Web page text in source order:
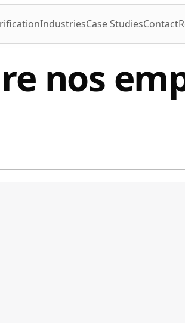
IndustriesCase StudiesContact
nos